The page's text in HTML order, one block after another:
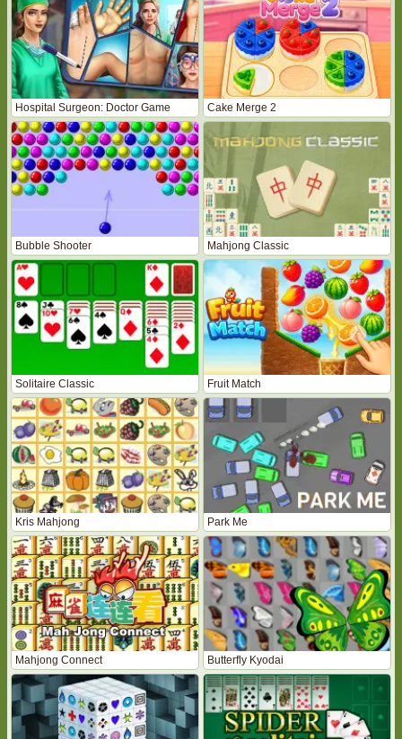
Hospital Surgeon: Doctor Game Cake Merge 2
Bubble Shooter Mahjong Classic
Solitaire Classic Fruit Match
Kris Mahjong Park Me
Mahjong Connect Butterfly Kyodai